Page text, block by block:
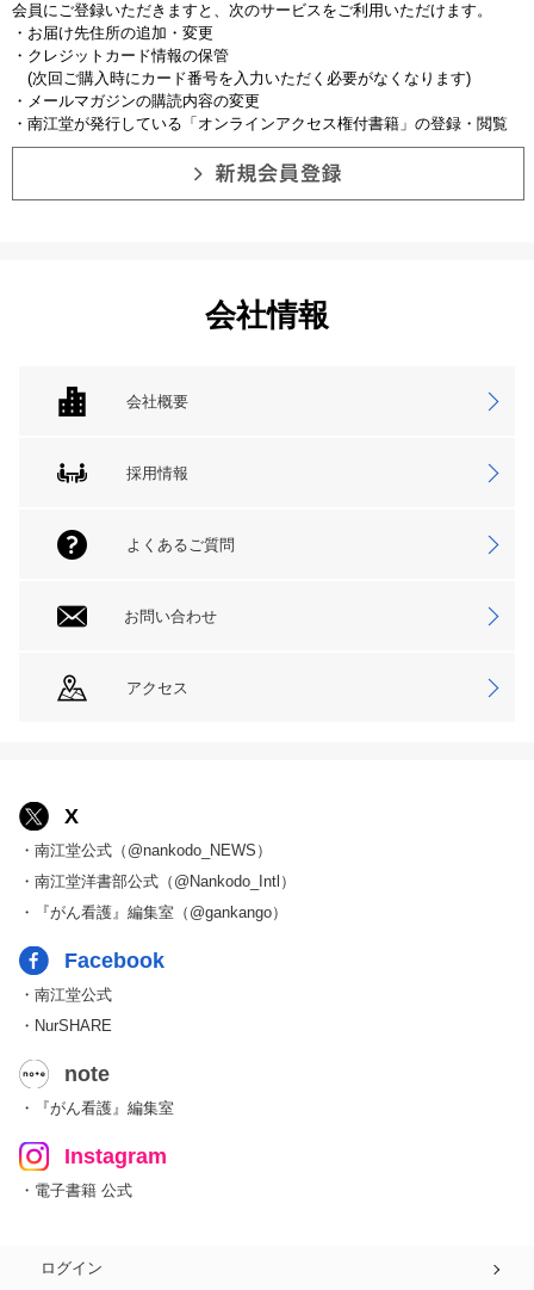
会員にご登録いただきますと、次のサービスをご利用いただけます。
・お届け先住所の追加・変更
・クレジットカード情報の保管
(次回ご購入時にカード番号を入力いただく必要がなくなります)
・メールマガジンの購読内容の変更
・南江堂が発行している「オンラインアクセス権付書籍」の登録・閲覧
会社情報
会社概要
採用情報
よくあるご質問
お問い合わせ
アクセス
X
・南江堂公式（@nankodo_NEWS）
・南江堂洋書部公式（@Nankodo_Intl）
・『がん看護』編集室（@gankango）
Facebook
・南江堂公式
・NurSHARE
note
・『がん看護』編集室
Instagram
・電子書籍 公式
ログイン